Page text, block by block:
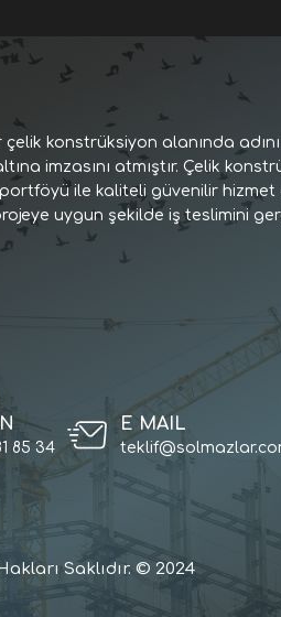
konstrüksiyon alanında
imzasını atmıştır. Çelik
ile kaliteli güvenilir
uygun şekilde iş teslimini
85 34
E MAIL
Saklıdır. © 2024